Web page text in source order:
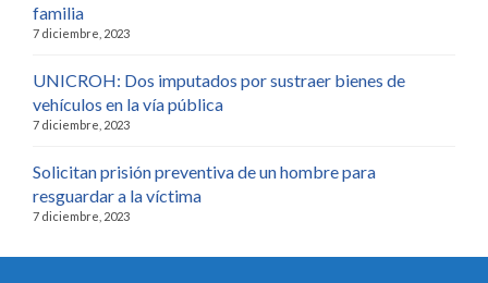
familia
7 diciembre, 2023
UNICROH: Dos imputados por sustraer bienes de
vehículos en la vía pública
7 diciembre, 2023
Solicitan prisión preventiva de un hombre para
resguardar a la víctima
7 diciembre, 2023